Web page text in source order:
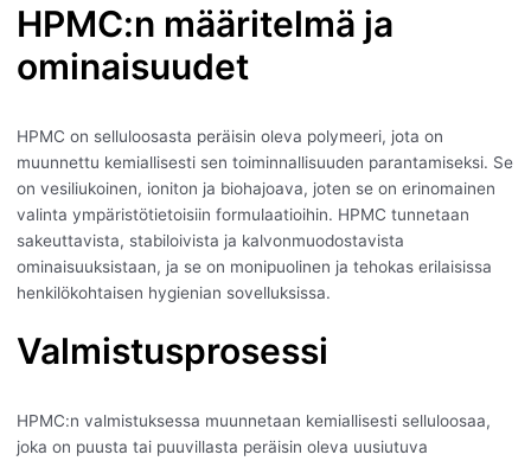
HPMC:n määritelmä ja
ominaisuudet
HPMC on selluloosasta peräisin oleva polymeeri, jota on
muunnettu kemiallisesti sen toiminnallisuuden parantamiseksi. Se
on vesiliukoinen, ioniton ja biohajoava, joten se on erinomainen
valinta ympäristötietoisiin formulaatioihin. HPMC tunnetaan
sakeuttavista, stabiloivista ja kalvonmuodostavista
ominaisuuksistaan, ja se on monipuolinen ja tehokas erilaisissa
henkilökohtaisen hygienian sovelluksissa.
Valmistusprosessi
HPMC:n valmistuksessa muunnetaan kemiallisesti selluloosaa,
joka on puusta tai puuvillasta peräisin oleva uusiutuva